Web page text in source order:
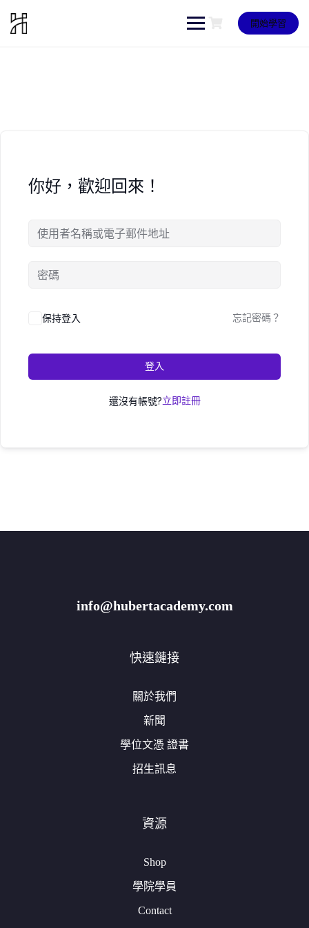
content
開始學習
你好，歡迎回來！
保持登入 忘記密碼？
登入
還沒有帳號?立即註冊
info@hubertacademy.com
快速鏈接
關於我們
新聞
學位文憑 證書
招生訊息
資源
Shop
學院學員
Contact